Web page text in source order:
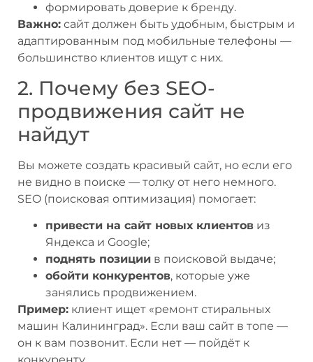
формировать доверие к бренду.
Важно: сайт должен быть удобным, быстрым и
адаптированным под мобильные телефоны —
большинство клиентов ищут с них.
2. Почему без SEO-
продвижения сайт не
найдут
Вы можете создать красивый сайт, но если его
не видно в поиске — толку от него немного.
SEO (поисковая оптимизация) помогает:
привести на сайт новых клиентов из
Яндекса и Google;
поднять позиции в поисковой выдаче;
обойти конкурентов, которые уже
занялись продвижением.
Пример: клиент ищет «ремонт стиральных
машин Калининград». Если ваш сайт в топе —
он к вам позвонит. Если нет — пойдёт к